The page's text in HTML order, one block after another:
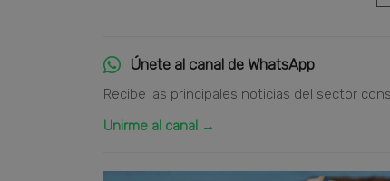
Únete al canal de WhatsApp
Recibe las principales noticias del sector
Unirme al canal →